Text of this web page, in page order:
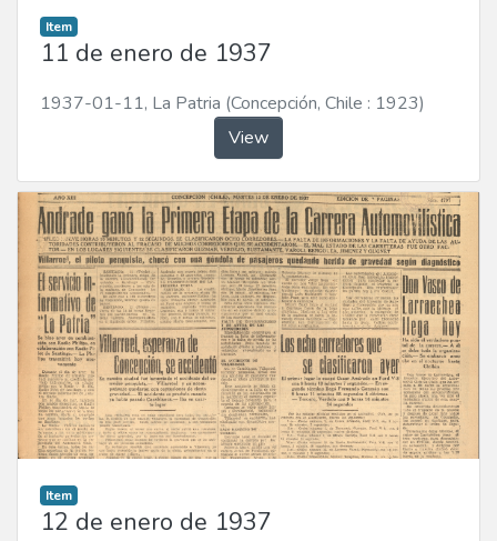
Item
11 de enero de 1937
1937-01-11, La Patria (Concepción, Chile : 1923)
View
Item
12 de enero de 1937